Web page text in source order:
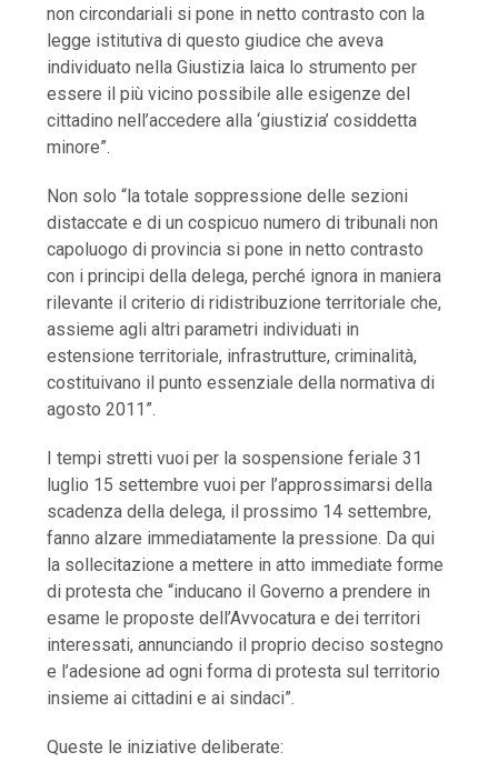
non circondariali si pone in netto contrasto con la
legge istitutiva di questo giudice che aveva
individuato nella Giustizia laica lo strumento per
essere il più vicino possibile alle esigenze del
cittadino nell’accedere alla ‘giustizia’ cosiddetta
minore”.
Non solo “la totale soppressione delle sezioni
distaccate e di un cospicuo numero di tribunali non
capoluogo di provincia si pone in netto contrasto
con i principi della delega, perché ignora in maniera
rilevante il criterio di ridistribuzione territoriale che,
assieme agli altri parametri individuati in
estensione territoriale, infrastrutture, criminalità,
costituivano il punto essenziale della normativa di
agosto 2011”.
I tempi stretti vuoi per la sospensione feriale 31
luglio 15 settembre vuoi per l’approssimarsi della
scadenza della delega, il prossimo 14 settembre,
fanno alzare immediatamente la pressione. Da qui
la sollecitazione a mettere in atto immediate forme
di protesta che “inducano il Governo a prendere in
esame le proposte dell’Avvocatura e dei territori
interessati, annunciando il proprio deciso sostegno
e l’adesione ad ogni forma di protesta sul territorio
insieme ai cittadini e ai sindaci”.
Queste le iniziative deliberate: